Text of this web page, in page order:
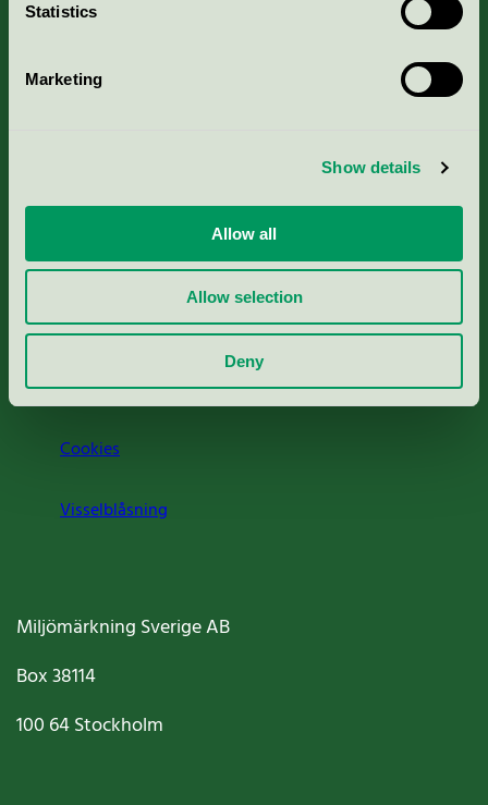
Statistics
Marketing
Show details
Allow all
Allow selection
Deny
Nordic Ecolabelling Portal
Portal för massa, papper & tryckerier
Rapporter & undersökningar
Press
Om oss
Jobba hos oss
Cookies
Visselblåsning
Miljömärkning Sverige AB
Box38114
100 64Stockholm